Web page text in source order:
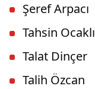
Şeref Arpacı
Tahsin Ocaklı
Talat Dinçer
Talih Özcan